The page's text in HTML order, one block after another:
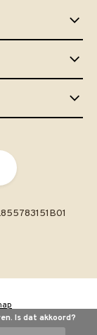
Is dat akkoord?